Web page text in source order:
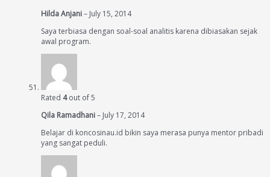
Hilda Anjani– July 15, 2014
Saya terbiasa dengan soal-soal analitis karena dibiasakan sejak
awal program.
Rated 4out of 5
Qila Ramadhani– July 17, 2014
Belajar di koncosinau.id bikin saya merasa punya mentor pribadi
yang sangat peduli.